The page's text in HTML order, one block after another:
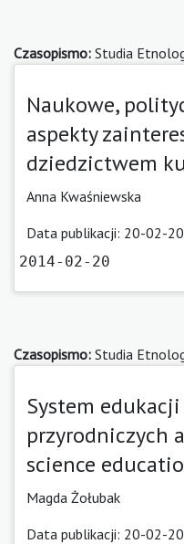
Czasopismo: Studia
Naukowe,
aspekty
dziedzictwem
Anna Kwaśniewska
Data publikacji: 20-02-
2014-02-20
Czasopismo: Studia
System
przyrodniczych
science
Magda Żołubak
Data publikacji: 20-02-